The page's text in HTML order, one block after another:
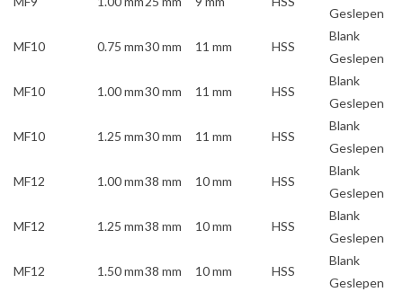
Geslepen
MF10 0.75 mm30 mm 11 mm HSS
Blank
Geslepen
MF10 1.00 mm30 mm 11 mm HSS
Blank
Geslepen
MF10 1.25 mm30 mm 11 mm HSS
Blank
Geslepen
MF12 1.00 mm38 mm 10 mm HSS
Blank
Geslepen
MF12 1.25 mm38 mm 10 mm HSS
Blank
Geslepen
MF12 1.50 mm38 mm 10 mm HSS
Blank
Geslepen